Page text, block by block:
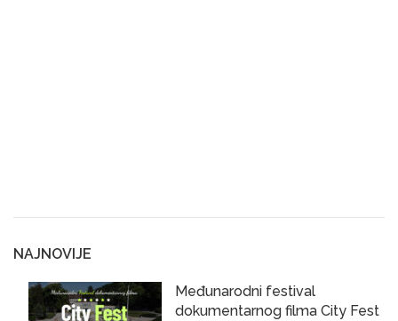
NAJNOVIJE
Međunarodni festival
dokumentarnog filma City Fest